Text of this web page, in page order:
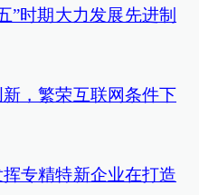
”时期大力发展先进制
新，繁荣互联网条件下
挥专精特新企业在打造